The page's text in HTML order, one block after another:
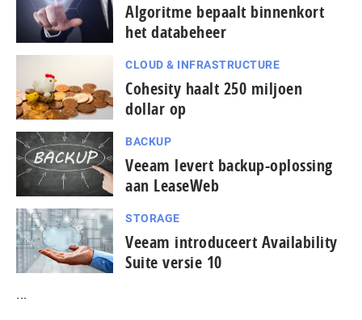
Algoritme bepaalt binnenkort
het databeheer
CLOUD & INFRASTRUCTURE
Cohesity haalt 250 miljoen
dollar op
BACKUP
Veeam levert backup-oplossing
aan LeaseWeb
STORAGE
Veeam introduceert Availability
Suite versie 10
...